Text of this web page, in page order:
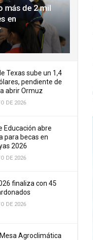
más de 2 mil
en
Texas sube un 1,4
pendiente de
abrir Ormuz
DE 2026
Educación abre
para becas en
2026
DE 2026
finaliza con 45
DE 2026
Agroclimática